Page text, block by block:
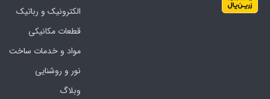
الکترونیک و رباتیک
قطعات مکانیکی
مواد و خدمات ساخت
نور و روشنایی
وبلاگ